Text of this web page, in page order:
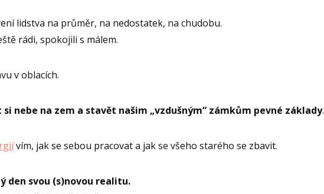
lidstva na průměr, na nedostatek, na chudobu.
rádi, spokojili s málem.
v oblacích.
si nebe na zem a stavět našim „vzdušným“ zámkům pevné základy.
vím, jak se sebou pracovat a jak se všeho starého se zbavit.
den svou (s)novou realitu.